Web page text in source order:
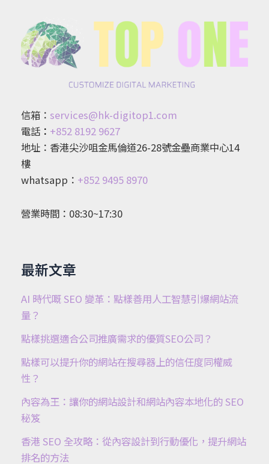
信箱： services@hk-digitop1.com
電話 ： +852 8192 9627
地址：香港尖沙咀金馬倫道26-28號金壘商業中心14
樓
whatsapp： +852 9495 8970
營業時間：08:30~17:30
最新文章
AI 時代嘅 SEO 變革：點樣善用人工智慧引爆網站流
量？
點樣挑選適合公司推廣需求的優質SEO公司？
點樣可以提升你的網站在搜尋器上的信任度同權威
性？
內容為王：讓你的網站設計和網站內容本地化的 SEO
秘笈
香港 SEO 全攻略：從內容設計到行動優化，提升網站
排名的方法